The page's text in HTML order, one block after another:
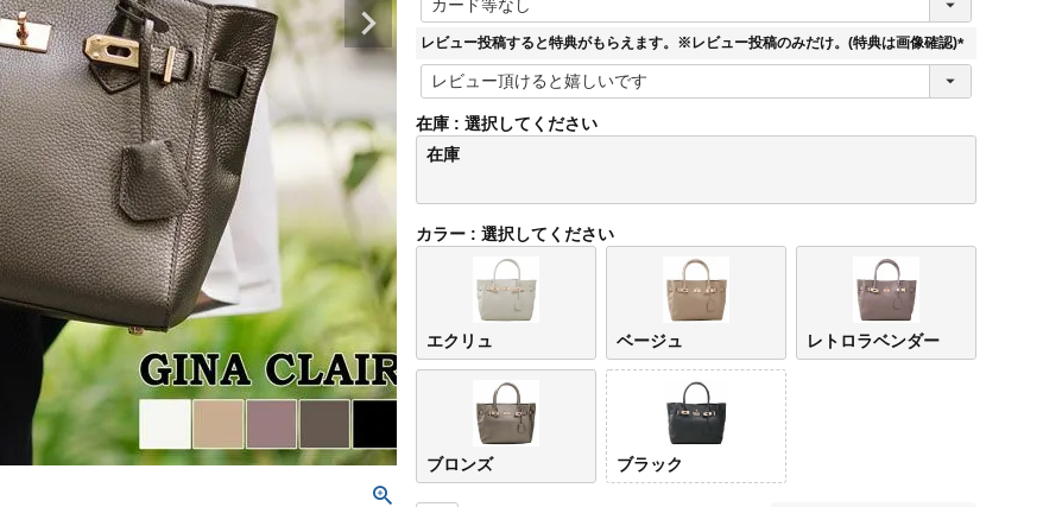
須
レビュー投稿すると特典がもらえます。※レビュー投稿のみだけ。(特典は画像確認)
(
)
在庫
選択してください
在庫
カラー 選択してください
エクリュ ベージュ レトロラベンダー
ブロンズ ブラック